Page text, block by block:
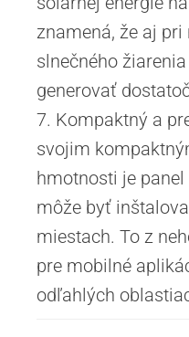
znamená, že aj
slnečného
generovať
7. Kompaktný a
svojim
hmotnosti je
môže byť
miestach. To z
pre mobilné
odľahlých